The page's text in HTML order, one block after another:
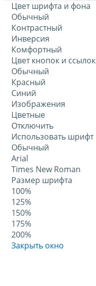
Цвет шрифта и фона
Обычный
Контрастный
Инверсия
Комфортный
Цвет кнопок и ссылок
Обычный
Красный
Синий
Изображения
Цветные
Отключить
Использовать шрифт
Обычный
Arial
Times New Roman
Размер шрифта
100%
125%
150%
175%
200%
Закрыть окно